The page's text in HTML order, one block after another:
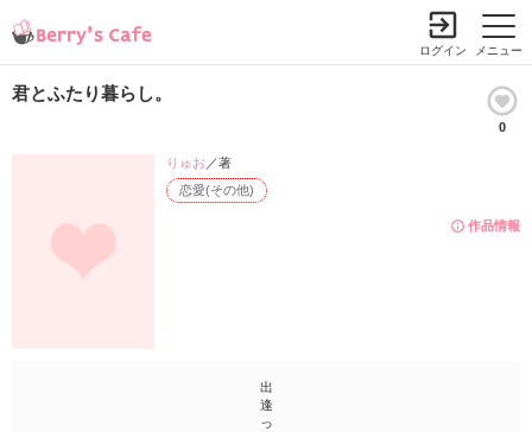
メニュー
ログイン
君とふたり暮らし。
0
作品情報
恋愛(その他)
りゅお ／著
出
逢
っ